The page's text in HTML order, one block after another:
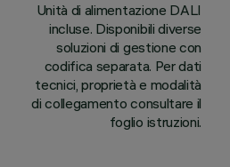
Unità di alimentazione DALI
incluse. Disponibili diverse
soluzioni di gestione con
codifica separata. Per dati
tecnici, proprietà e modalità
di collegamento consultare il
foglio istruzioni.